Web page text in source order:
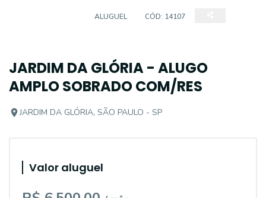
ALUGUEL CÓD: 14107
JARDIM DA GLÓRIA - ALUGO
AMPLO SOBRADO COM/RES
JARDIM DA GLÓRIA, SÃO PAULO - SP
Valor aluguel